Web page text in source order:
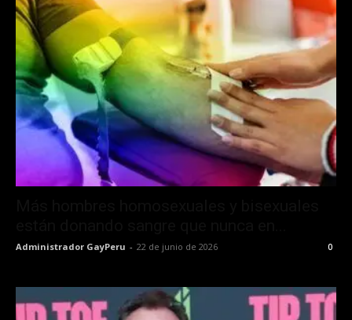
Administrador GayPeru - 22 de junio de 2026 0